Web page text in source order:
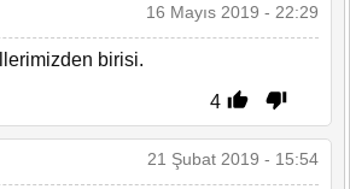
16 Mayıs 2019 - 22:29
birisi.
4
21 Şubat 2019 - 15:54